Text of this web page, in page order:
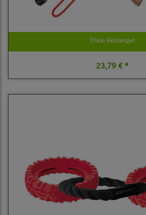
Trixie Reizangel
23,79 € *